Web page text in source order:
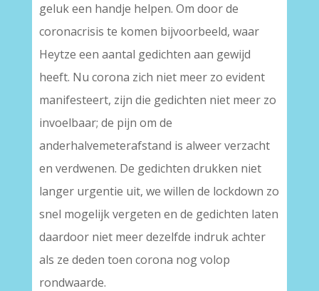
geluk een handje helpen. Om door de
coronacrisis te komen bijvoorbeeld, waar
Heytze een aantal gedichten aan gewijd
heeft. Nu corona zich niet meer zo evident
manifesteert, zijn die gedichten niet meer zo
invoelbaar; de pijn om de
anderhalvemeterafstand is alweer verzacht
en verdwenen. De gedichten drukken niet
langer urgentie uit, we willen de lockdown zo
snel mogelijk vergeten en de gedichten laten
daardoor niet meer dezelfde indruk achter
als ze deden toen corona nog volop
rondwaarde.